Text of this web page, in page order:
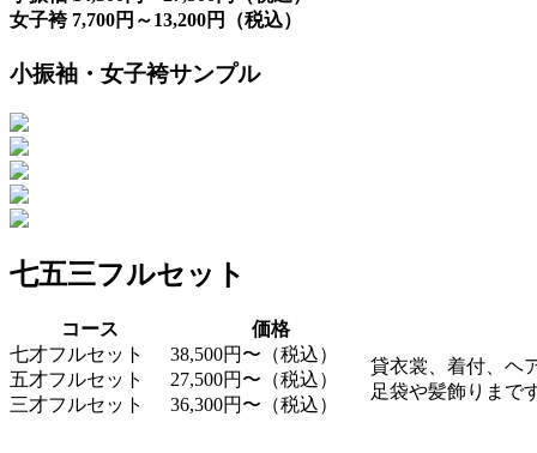
女子袴 7,700円～13,200円（税込）
小振袖・女子袴サンプル
七五三フルセット
コース
価格
七才フルセット
38,500円〜（税込）
貸衣裳、着付、ヘ
足袋や髪飾りまで
五才フルセット
27,500円〜（税込）
三才フルセット
36,300円〜（税込）